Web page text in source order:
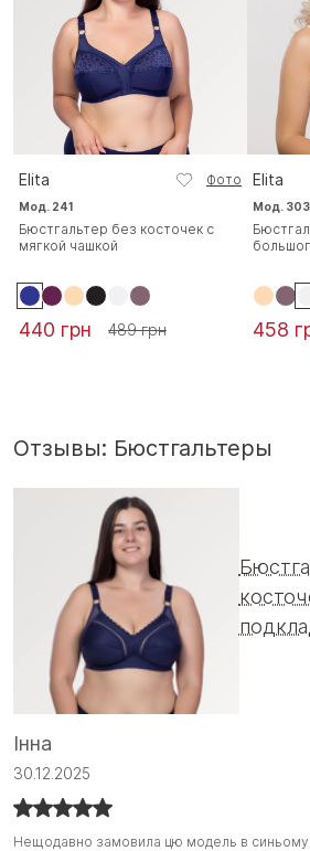
Elita Фото
Мод. 241
Бюстгальтер без косточек с
мягкой чашкой
440 грн 489 грн
Elita
Мод. 303
458
Отзывы: Бюстгальтеры
Інна
30.12.2025
Нещодавно замовила цю модель в синьому
Нещодавно замовила цю модель в синьому